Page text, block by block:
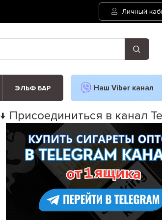
Личный
ЭЛЬФ БАР Наш Viber канал
↓ Присоединиться в канал